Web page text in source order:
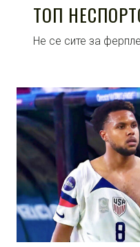
ТОП
Не се сите за